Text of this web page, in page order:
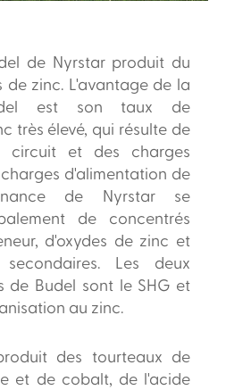
de Nyrstar produit du
de zinc. L'avantage de la
est son taux de
très élevé, qui résulte de
circuit et des charges
d'alimentation de
de Nyrstar se
de concentrés
d'oxydes de zinc et
Les deux
de Budel sont le SHG et
au zinc.
des tourteaux de
et de cobalt, de l'acide